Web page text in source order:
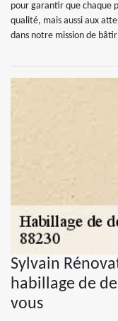
pour garantir que chaque
qualité, mais aussi aux
dans notre mission de
Sylvain
habillage de
vous